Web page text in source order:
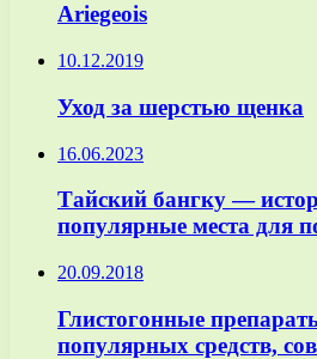
Ariegeois
10.12.2019
Уход за шерстью щенка
16.06.2023
Тайский бангку —
популярные места для
20.09.2018
Глистогонные
популярных средств,